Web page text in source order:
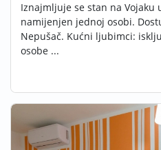
Iznajmljuje se stan na Vojaku
namijenjen jednoj osobi.
Nepušač. Kućni ljubimci:
osobe ...